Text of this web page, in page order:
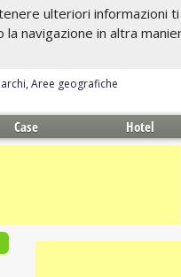
ulteriori informazioni
navigazione in altra
Aree geografiche
Case Hotel